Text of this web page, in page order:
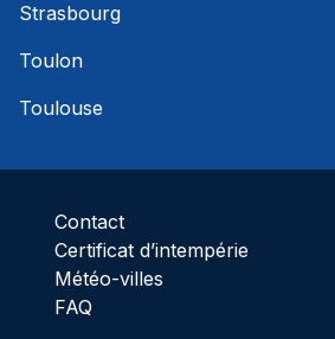
Strasbourg
Toulon
Toulouse
Contact
Certificat d’intempérie
Météo-villes
FAQ